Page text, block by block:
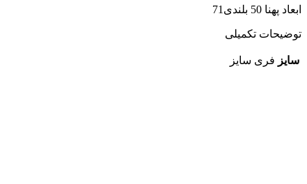
ابعاد پهنا 50 بلندی71
توضیحات تکمیلی
سایز فری سایز